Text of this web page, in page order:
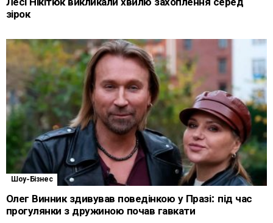
зірок
Шоу-Бізнес
Олег Винник здивував поведінкою у Празі: під час
прогулянки з дружиною почав гавкати